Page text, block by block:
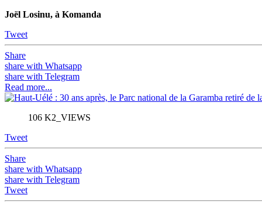
Joël Losinu, à Komanda
Tweet
Share
share with Whatsapp
share with Telegram
Read more...
106 K2_VIEWS
Tweet
Share
share with Whatsapp
share with Telegram
Tweet